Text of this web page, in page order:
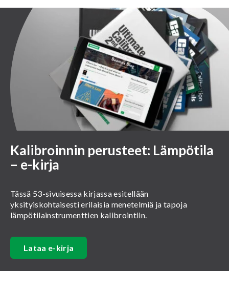
Kalibroinnin perusteet: Lämpötila
– e-kirja
Tässä 53-sivuisessa kirjassa esitellään
yksityiskohtaisesti erilaisia menetelmiä ja tapoja
lämpötilainstrumenttien kalibrointiin.
Lataa e-kirja